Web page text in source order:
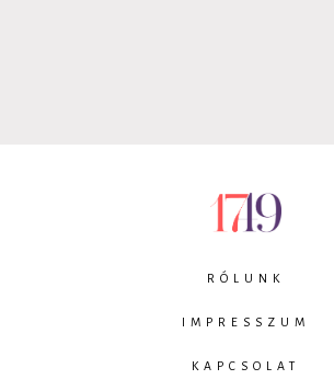
RÓLUNK
IMPRESSZUM
KAPCSOLAT